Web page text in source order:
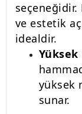
seçeneğidir.
ve estetik
idealdir.
yüksek
sunar.